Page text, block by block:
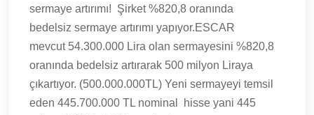
sermaye artırımı! Şirket %820,8 oranında
bedelsiz sermaye artırımı yapıyor.ESCAR
mevcut 54.300.000 Lira olan sermayesini %820,8
oranında bedelsiz artırarak 500 milyon Liraya
çıkartıyor. (500.000.000TL) Yeni sermayeyi temsil
eden 445.700.000 TL nominal hisse yani 445